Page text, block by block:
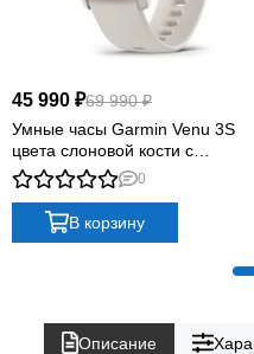
45 990 ₽69 990 ₽
Умные часы Garmin Venu 3S
цвета слоновой кости с
золотистым безелем
0
В корзину
Описание